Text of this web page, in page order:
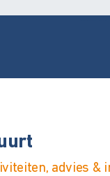
advies &